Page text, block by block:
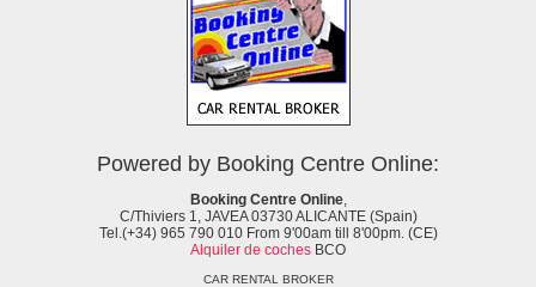
Powered by Booking Centre Online:
Booking Centre Online,
C/Thiviers 1, JAVEA 03730 ALICANTE (Spain)
Tel.(+34) 965 790 010 From 9'00am till 8'00pm. (CE)
Alquiler de coches BCO
CAR RENTAL BROKER